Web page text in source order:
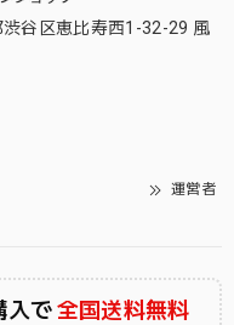
谷区恵比寿西1-32-29 風
運営者
入で全国送料無料